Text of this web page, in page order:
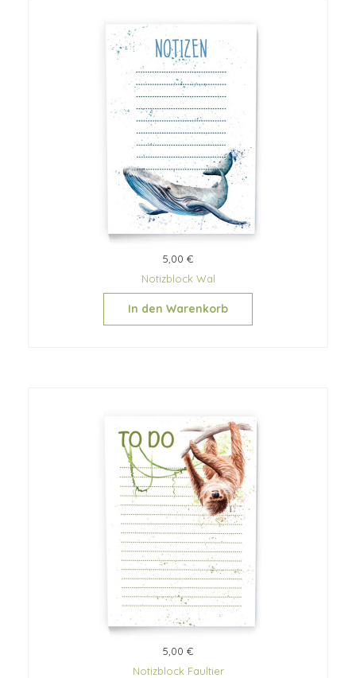
5,00 €
Notizblock Wal
In den Warenkorb
5,00 €
Notizblock Faultier